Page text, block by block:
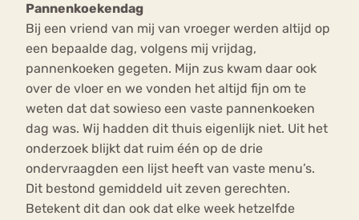
Pannenkoekendag
Bij een vriend van mij van vroeger werden altijd op
een bepaalde dag, volgens mij vrijdag,
pannenkoeken gegeten. Mijn zus kwam daar ook
over de vloer en we vonden het altijd fijn om te
weten dat dat sowieso een vaste pannenkoeken
dag was. Wij hadden dit thuis eigenlijk niet. Uit het
onderzoek blijkt dat ruim één op de drie
ondervraagden een lijst heeft van vaste menu’s.
Dit bestond gemiddeld uit zeven gerechten.
Betekent dit dan ook dat elke week hetzelfde